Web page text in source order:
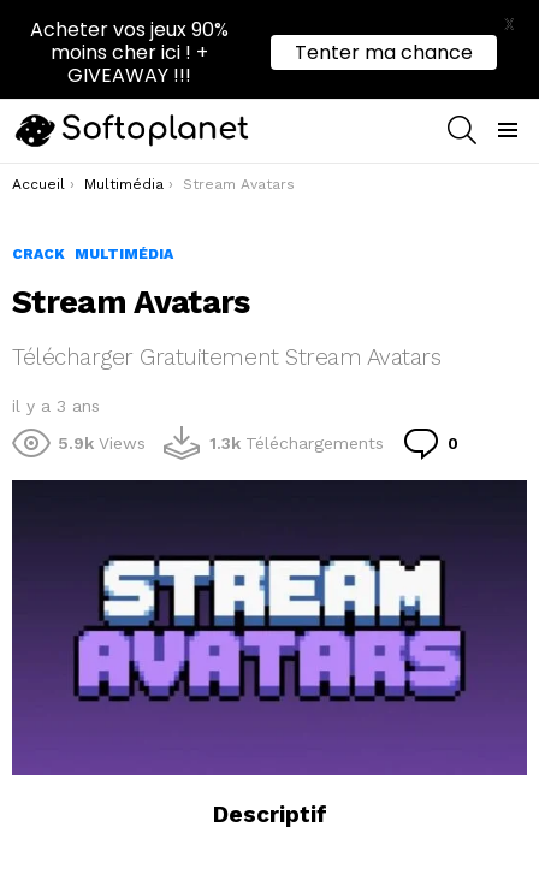
Vous êtes ici :
Accueil Multimédia Stream Avatars
CRACK MULTIMÉDIA
Stream Avatars
Télécharger Gratuitement Stream Avatars
il y a 3 ans
5.9k Views 1.3k Téléchargements 0
Descriptif
Acheter vos jeux 90%
moins cher ici ! +
GIVEAWAY !!!
Tenter ma chance
X